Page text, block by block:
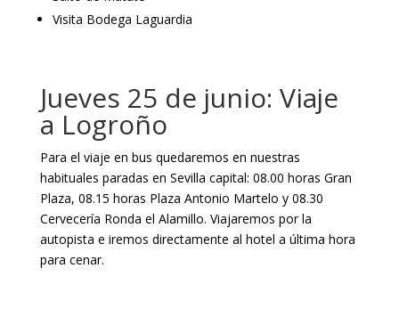
Visita Bodega Laguardia
Jueves 25 de junio: Viaje
a Logroño
Para el viaje en bus quedaremos en nuestras
habituales paradas en Sevilla capital: 08.00 horas Gran
Plaza, 08.15 horas Plaza Antonio Martelo y 08.30
Cervecería Ronda el Alamillo. Viajaremos por la
autopista e iremos directamente al hotel a última hora
para cenar.